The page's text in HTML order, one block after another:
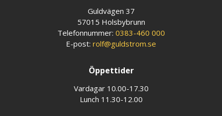
Guldvägen 37
57015 Holsbybrunn
Telefonnummer: 0383-460 000
E-post: rolf@guldstrom.se
Öppettider
Vardagar 10.00-17.30
Lunch 11.30-12.00